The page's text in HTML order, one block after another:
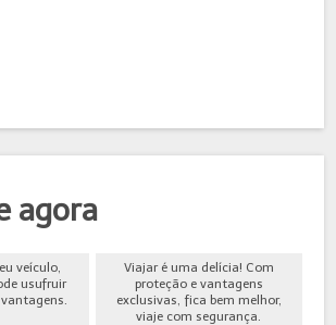
agora
veículo,
usufruir
Viajar é uma delícia! Com
proteção e vantagens
exclusivas, fica bem melhor,
viaje com segurança.